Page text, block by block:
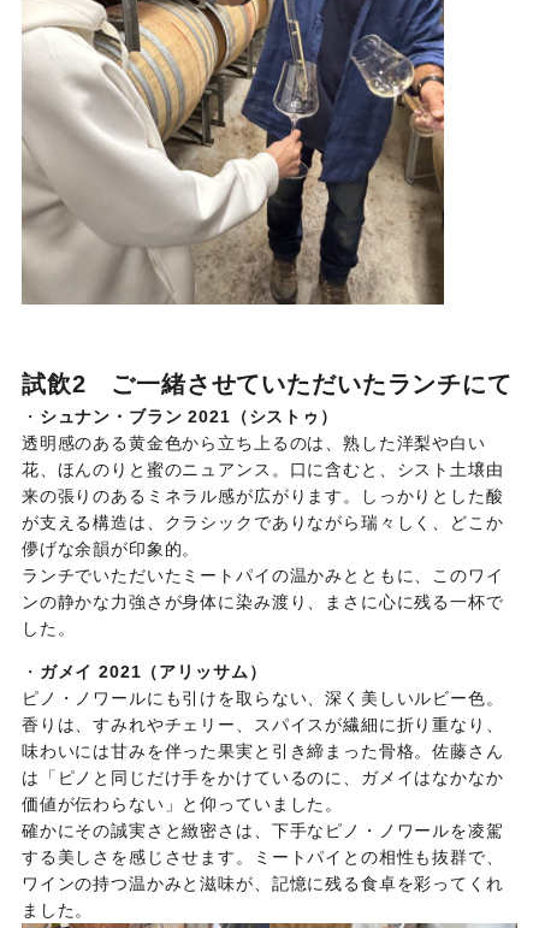
試飲2 ご一緒させていただいたランチにて
・ シュナン・ブラン 2021（シストゥ）
透明感のある黄金色から立ち上るのは、熟した洋梨や白い
花、ほんのりと蜜のニュアンス。口に含むと、シスト土壌由
来の張りのあるミネラル感が広がります。しっかりとした酸
が支える構造は、クラシックでありながら瑞々しく、どこか
儚げな余韻が印象的。
ランチでいただいたミートパイの温かみとともに、このワイ
ンの静かな力強さが身体に染み渡り、まさに心に残る一杯で
した。
・ ガメイ 2021（アリッサム）
ピノ・ノワールにも引けを取らない、深く美しいルビー色。
香りは、すみれやチェリー、スパイスが繊細に折り重なり、
味わいには甘みを伴った果実と引き締まった骨格。佐藤さん
は「ピノと同じだけ手をかけているのに、ガメイはなかなか
価値が伝わらない」と仰っていました。
確かにその誠実さと緻密さは、下手なピノ・ノワールを凌駕
する美しさを感じさせます。ミートパイとの相性も抜群で、
ワインの持つ温かみと滋味が、記憶に残る食卓を彩ってくれ
ました。